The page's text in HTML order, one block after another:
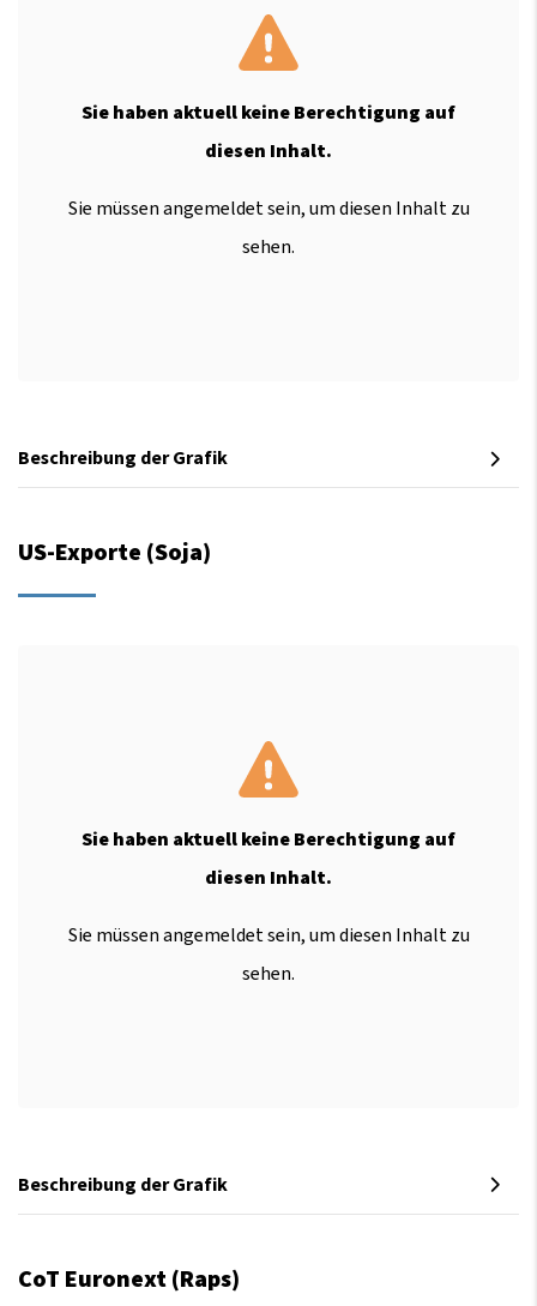
Sie haben aktuell keine Berechtigung auf
diesen Inhalt.
Sie müssen angemeldet sein, um diesen Inhalt zu
sehen.
Beschreibung der Grafik
US-Exporte (Soja)
Sie haben aktuell keine Berechtigung auf
diesen Inhalt.
Sie müssen angemeldet sein, um diesen Inhalt zu
sehen.
Beschreibung der Grafik
CoT Euronext (Raps)